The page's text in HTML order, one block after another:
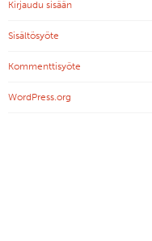
Kirjaudu sisään
Sisältösyöte
Kommenttisyöte
WordPress.org